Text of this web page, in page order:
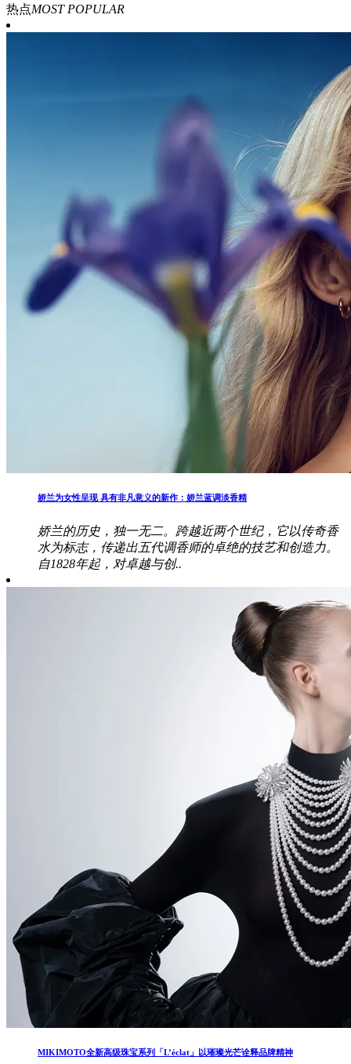
热点MOST POPULAR
娇兰为女性呈现 具有非凡意义的新作：娇兰蓝调淡香精
娇兰的历史，独一无二。跨越近两个世纪，它以传奇香
水为标志，传递出五代调香师的卓绝的技艺和创造力。
自1828年起，对卓越与创..
MIKIMOTO全新高级珠宝系列「L’éclat」以璀璨光芒诠释品牌精神